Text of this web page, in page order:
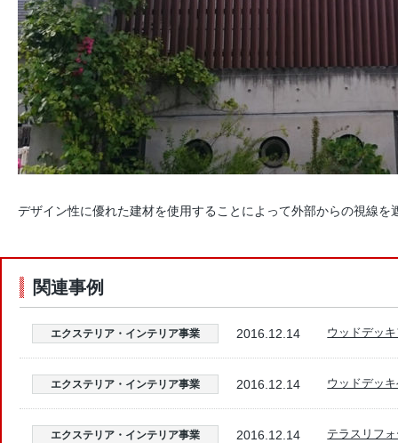
デザイン性に優れた建材を使用することによって外部からの視線を
関連事例
エクステリア・インテリア事業 2016.12.14 ウッドデッ
エクステリア・インテリア事業 2016.12.14 ウッドデッ
エクステリア・インテリア事業 2016.12.14 テラスリフ